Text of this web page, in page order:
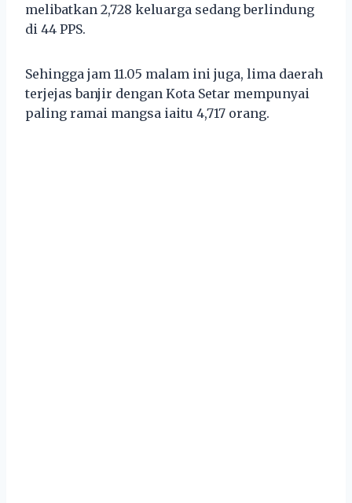
melibatkan 2,728 keluarga sedang berlindung
di 44 PPS.
Sehingga jam 11.05 malam ini juga, lima daerah
terjejas banjir dengan Kota Setar mempunyai
paling ramai mangsa iaitu 4,717 orang.